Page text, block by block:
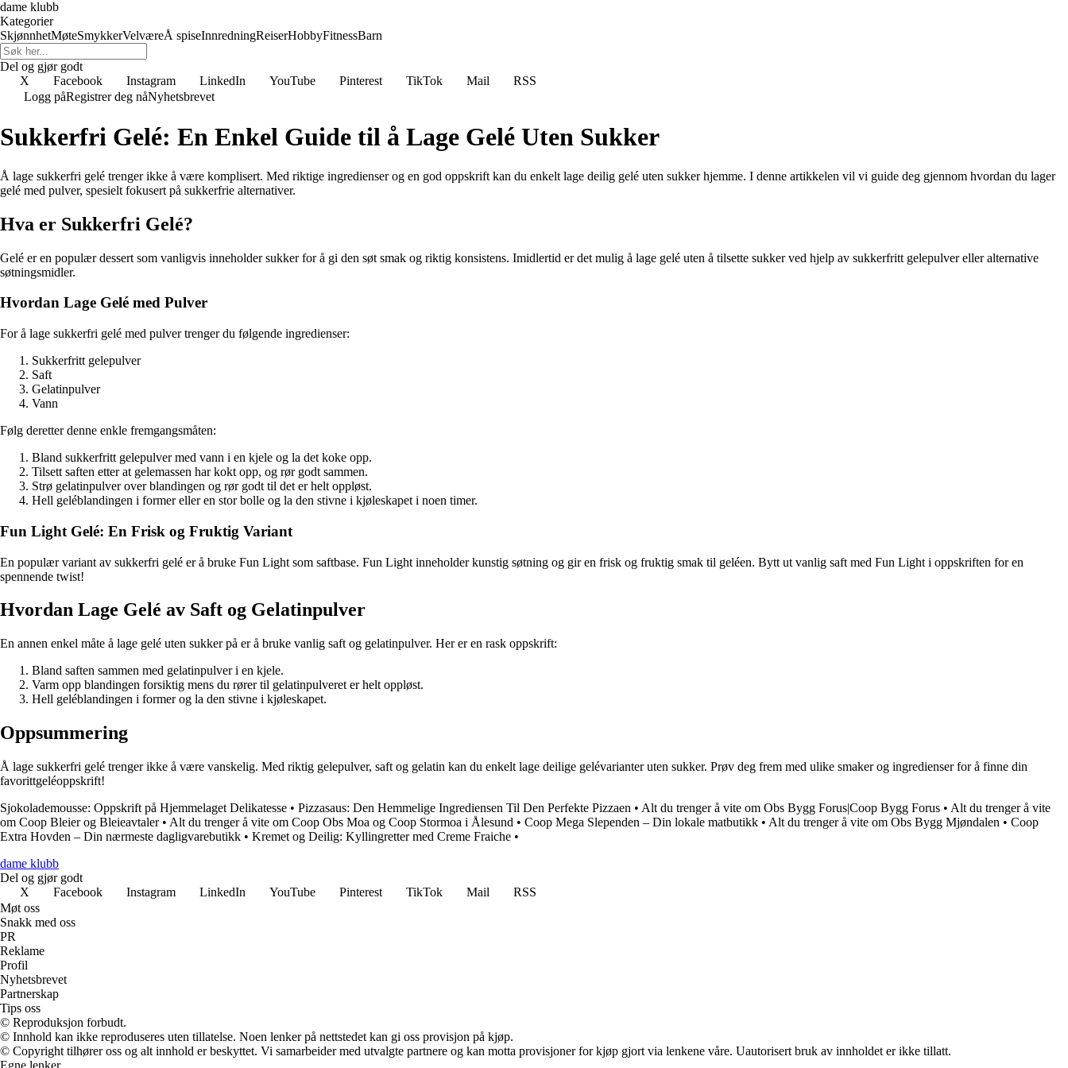
dame klubb
Kategorier
SkjønnhetMøteSmykkerVelværeÅ spiseInnredningReiserHobbyFitnessBarn
Del og gjør godt
X
Facebook Instagram LinkedIn YouTube Pinterest TikTok Mail
RSS
Logg påRegistrer deg nåNyhetsbrevet
Sukkerfri Gelé: En Enkel Guide til å Lage Gelé Uten Sukker
Å lage sukkerfri gelé trenger ikke å være komplisert. Med riktige ingredienser og en god oppskrift kan du enkelt lage deilig gelé uten sukker hjemme. I denne artikkelen vil vi guide deg gjennom hvordan du lager
gelé med pulver, spesielt fokusert på sukkerfrie alternativer.
Hva er Sukkerfri Gelé?
Gelé er en populær dessert som vanligvis inneholder sukker for å gi den søt smak og riktig konsistens. Imidlertid er det mulig å lage gelé uten å tilsette sukker ved hjelp av sukkerfritt gelepulver eller alternative
søtningsmidler.
Hvordan Lage Gelé med Pulver
For å lage sukkerfri gelé med pulver trenger du følgende ingredienser:
Sukkerfritt gelepulver
Saft
Gelatinpulver
Vann
Følg deretter denne enkle fremgangsmåten:
Bland sukkerfritt gelepulver med vann i en kjele og la det koke opp.
Tilsett saften etter at gelemassen har kokt opp, og rør godt sammen.
Strø gelatinpulver over blandingen og rør godt til det er helt oppløst.
Hell geléblandingen i former eller en stor bolle og la den stivne i kjøleskapet i noen timer.
Fun Light Gelé: En Frisk og Fruktig Variant
En populær variant av sukkerfri gelé er å bruke Fun Light som saftbase. Fun Light inneholder kunstig søtning og gir en frisk og fruktig smak til geléen. Bytt ut vanlig saft med Fun Light i oppskriften for en
spennende twist!
Hvordan Lage Gelé av Saft og Gelatinpulver
En annen enkel måte å lage gelé uten sukker på er å bruke vanlig saft og gelatinpulver. Her er en rask oppskrift:
Bland saften sammen med gelatinpulver i en kjele.
Varm opp blandingen forsiktig mens du rører til gelatinpulveret er helt oppløst.
Hell geléblandingen i former og la den stivne i kjøleskapet.
Oppsummering
Å lage sukkerfri gelé trenger ikke å være vanskelig. Med riktig gelepulver, saft og gelatin kan du enkelt lage deilige gelévarianter uten sukker. Prøv deg frem med ulike smaker og ingredienser for å finne din
favorittgeléoppskrift!
Sjokolademousse: Oppskrift på Hjemmelaget Delikatesse • Pizzasaus: Den Hemmelige Ingrediensen Til Den Perfekte Pizzaen • Alt du trenger å vite om Obs Bygg Forus|Coop Bygg Forus • Alt du trenger å vite
om Coop Bleier og Bleieavtaler• Alt du trenger å vite om Coop Obs Moa og Coop Stormoa i Ålesund • Coop Mega Slependen – Din lokale matbutikk • Alt du trenger å vite om Obs Bygg Mjøndalen • Coop
Extra Hovden – Din nærmeste dagligvarebutikk • Kremet og Deilig: Kyllingretter med Creme Fraiche •
dame klubb
Del og gjør godt
X
Facebook Instagram LinkedIn YouTube Pinterest TikTok Mail
RSS
Møt oss
Snakk med oss
PR
Reklame
Profil
Nyhetsbrevet
Partnerskap
Tips oss
© Reproduksjon forbudt.
© Innhold kan ikke reproduseres uten tillatelse. Noen lenker på nettstedet kan gi oss provisjon på kjøp.
© Copyright tilhører oss og alt innhold er beskyttet. Vi samarbeider med utvalgte partnere og kan motta provisjoner for kjøp gjort via lenkene våre. Uautorisert bruk av innholdet er ikke tillatt.